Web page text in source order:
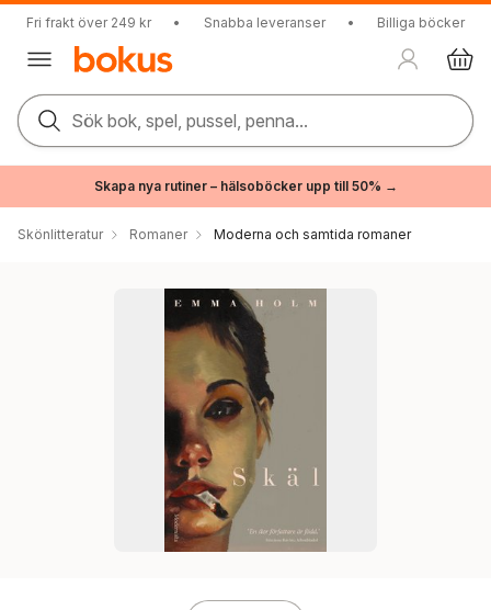
Fri frakt över 249 kr • Snabba leveranser • Billiga böcker
Sök bok, spel, pussel, penna...
Skapa nya rutiner – hälsoböcker upp till 50% →
Skönlitteratur Romaner Moderna och samtida romaner